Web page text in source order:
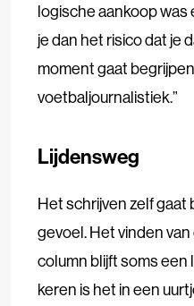
logische aankoop
je dan het risico dat je
moment gaat
voetbaljournalistiek.”
Lijdensweg
Het schrijven zelf gaat
gevoel. Het vinden
column blijft soms een
keren is het in een